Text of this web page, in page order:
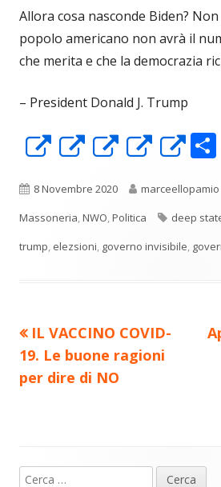
Allora cosa nasconde Biden?
popolo americano non avrà il
che merita e che la democrazia
– President Donald J. Trump
Apre
una
nuova
finestra
Apre
una
nuova
finestra
Apre
una
nuova
finestra
Apre
unauna
Pubblicato
8 Novembre 2020 Autore
marceellopamio
Massoneria,NWO,Politica Tag
deep
trump, elezsioni, governo invisibile,
Navigazione
articoli
Precedente
articolo:
IL VACCINO COVID-
19. Le buone ragioni
per dire di NO
Ricerca